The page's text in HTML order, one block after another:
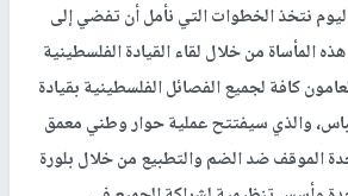
نتخذ الخطوات التي نأمل أن تفضي إلى
المأساة من خلال لقاء القيادة الفلسطينية
كافة لجميع الفصائل الفلسطينية بقيادة
والذي سيفتتح عملية حوار وطني معمق
الموقف ضد الضم والتطبيع من خلال بلورة